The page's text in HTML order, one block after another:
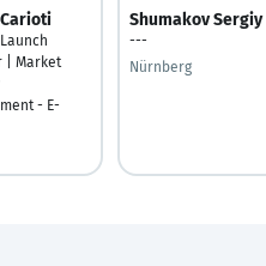
| Market
- E-
Shumakov Sergiy
---
Nürnberg